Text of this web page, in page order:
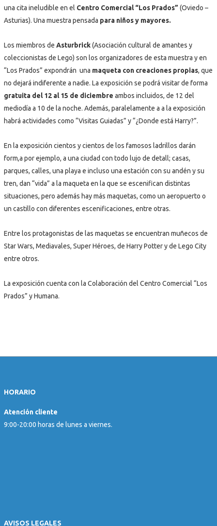
una cita ineludible en el Centro Comercial “Los Prados” (Oviedo –
Asturias). Una muestra pensada para niños y mayores.
Los miembros de Asturbrick(Asociación cultural de amantes y
coleccionistas de Lego) son los organizadores de esta muestra y en
“Los Prados” expondrán una maqueta con creaciones propias, que
no dejará indiferente a nadie. La exposición se podrá visitar de forma
gratuita del 12 al 15 de diciembre ambos incluidos, de 12 del
mediodía a 10 de la noche. Además, paralelamente a a la exposición
habrá actividades como “Visitas Guiadas” y “¿Donde está Harry?”.
En la exposición cientos y cientos de los famosos ladrillos darán
form,a por ejemplo, a una ciudad con todo lujo de detall; casas,
parques, calles, una playa e incluso una estación con su andén y su
tren, dan “vida” a la maqueta en la que se escenifican distintas
situaciones, pero además hay más maquetas, como un aeropuerto o
un castillo con diferentes escenificaciones, entre otras.
Entre los protagonistas de las maquetas se encuentran muñecos de
Star Wars, Mediavales, Super Héroes, de Harry Potter y de Lego City
entre otros.
La exposición cuenta con la Colaboración del Centro Comercial “Los
Prados” y Humana.
HORARIO
Atención cliente
9:00-20:00 horas de lunes a viernes.
AVISOS LEGALES